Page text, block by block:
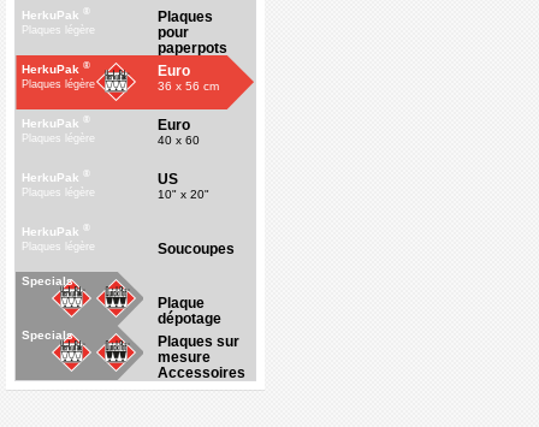
HerkuPak ®
Plaques légère
Plaques
pour
paperpots
HerkuPak ®
Plaques légère
Euro
36 x 56 cm
HerkuPak ®
Plaques légère
Euro
40 x 60
HerkuPak ®
Plaques légère
US
10" x 20"
HerkuPak ®
Plaques légère
Soucoupes
Specials
Plaque
dépotage
Specials
Plaques sur
mesure
Accessoires